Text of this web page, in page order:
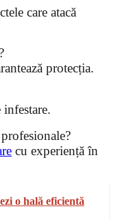
care atacă
protecția.
cu experiență în
o hală eficientă